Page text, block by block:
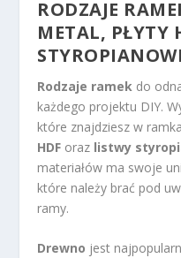
RODZAJE
METAL, PŁYTY
Rodzaje ramek do
każdego projektu DIY.
które znajdziesz w
HDF oraz listwy
materiałów ma swoje
które należy brać pod
ramy.
Drewno jest